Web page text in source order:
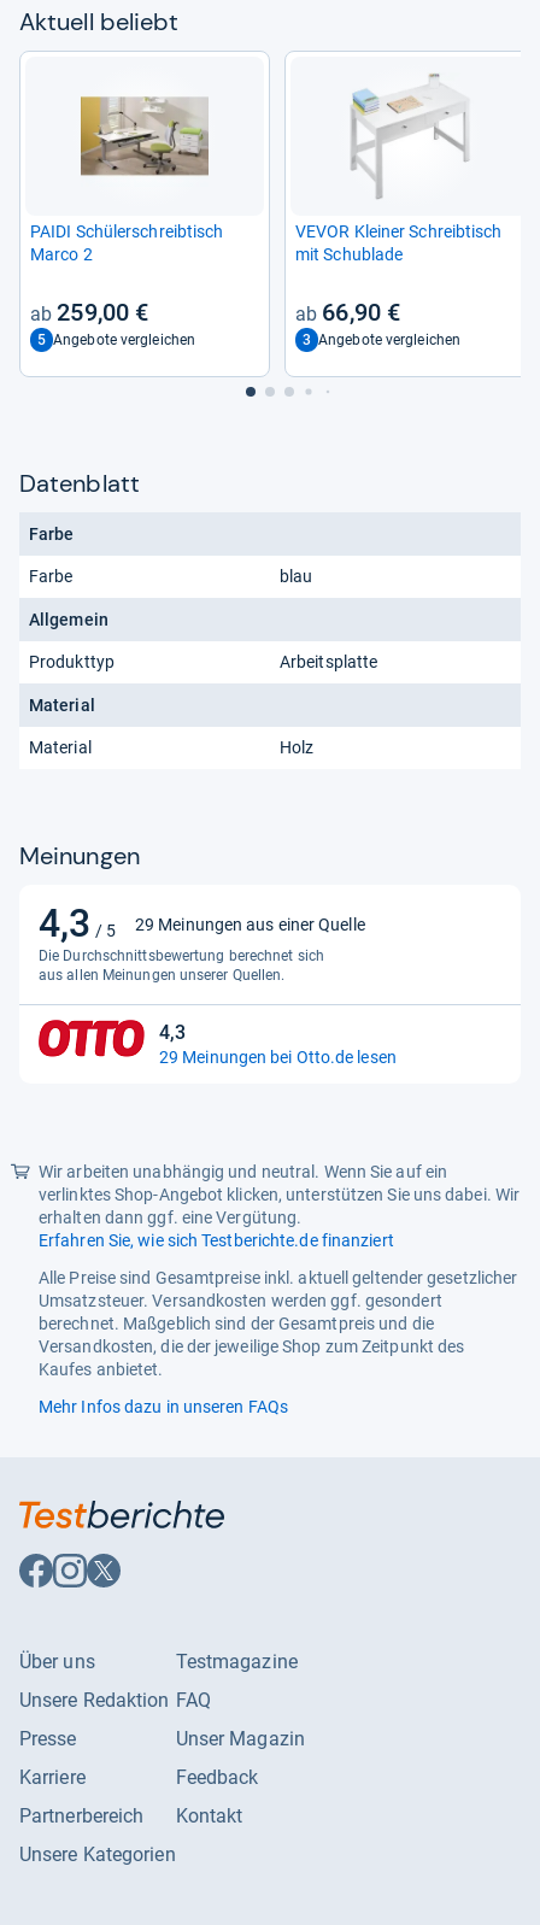
Aktu­ell beliebt
PAIDI Schü­ler­schreib­tisch
Marco 2
259,00 €
5 Angebote vergleichen
VEVOR Klei­ner Schreib­tisch
mit Schub­lade
66,90 €
3 Angebote vergleichen
Datenblatt
Farbe
Farbe blau
Allgemein
Produkttyp Arbeitsplatte
Material
Material Holz
Meinungen
4,3 / 5
4,3
von
5
Sternen
29 Meinungen aus einer Quelle
Die Durchschnittsbewertung berechnet sich
aus allen Meinungen unserer Quellen.
4,3
4,3
von
29 Meinungen bei Otto.de lesen
Wir arbeiten unabhängig und neutral. Wenn Sie auf ein
verlinktes Shop-Angebot klicken, unterstützen Sie uns dabei. Wir
erhalten dann ggf. eine Vergütung.
Erfahren Sie, wie sich Testberichte.de finanziert
Alle Preise sind Gesamtpreise inkl. aktuell geltender gesetzlicher
Umsatzsteuer. Versandkosten werden ggf. gesondert
berechnet. Maßgeblich sind der Gesamtpreis und die
Versandkosten, die der jeweilige Shop zum Zeitpunkt des
Kaufes anbietet.
Mehr Infos dazu in unseren FAQs
Auf
Facebook
Auf
Instagram
Auf
X
Über uns
Unsere Redaktion
Presse
Karriere
Partnerbereich
Unsere Kategorien
Testmagazine
FAQ
Unser Magazin
Feedback
Kontakt